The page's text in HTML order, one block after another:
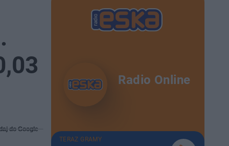
do Google
Radio Online
TERAZ GRAMY